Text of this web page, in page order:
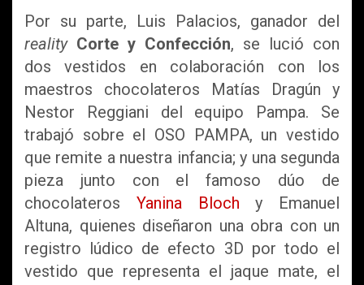
Por su parte, Luis Palacios, ganador del
reality Corte y Confección, se lució con
dos vestidos en colaboración con los
maestros chocolateros Matías Dragún y
Nestor Reggiani del equipo Pampa. Se
trabajó sobre el OSO PAMPA, un vestido
que remite a nuestra infancia; y una segunda
pieza junto con el famoso dúo de
chocolateros Yanina Bloch y Emanuel
Altuna, quienes diseñaron una obra con un
registro lúdico de efecto 3D por todo el
vestido que representa el jaque mate, el